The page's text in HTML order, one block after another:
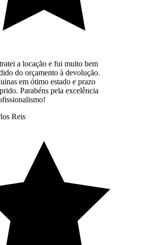
a locação e fui muito bem
do orçamento à devolução.
em ótimo estado e prazo
Parabéns pela excelência
Reis